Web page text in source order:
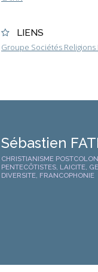
LIENS
Groupe Sociétés Religions
Sébastien
CHRISTIANISME
PENTECÔTISTES, LAICITE,
DIVERSITE, FRANCOPHONIE